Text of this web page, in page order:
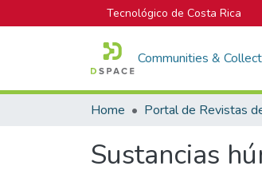
Tecnológico de Costa Rica
Communities &
Home
Sustancias